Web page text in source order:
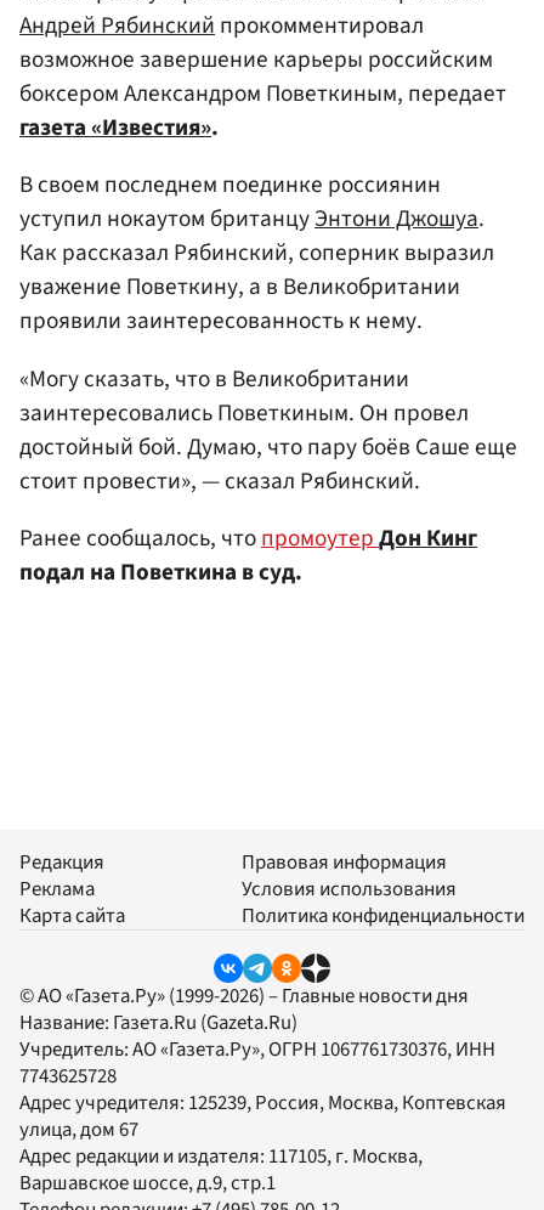
Андрей Рябинскийпрокомментировал
возможное завершение карьеры российским
боксером Александром Поветкиным, передает
газета «Известия».
В своем последнем поединке россиянин
уступил нокаутом британцуЭнтони Джошуа.
Как рассказал Рябинский, соперник выразил
уважение Поветкину, а в Великобритании
проявили заинтересованность к нему.
«Могу сказать, что в Великобритании
заинтересовались Поветкиным. Он провел
достойный бой. Думаю, что пару боёв Саше еще
стоит провести», — сказал Рябинский.
Ранее сообщалось, чтопромоутерДон Кинг
подал на Поветкина в суд.
Редакция
Реклама
Карта сайта
Правовая информация
Условия использования
Политика конфиденциальности
© АО «Газета.Ру» (1999-2026) – Главные новости дня
Название: Газета.Ru (Gazeta.Ru)
Учредитель:АО «Газета.Ру», ОГРН 1067761730376, ИНН
7743625728
Адрес учредителя: 125239, Россия, Москва, Коптевская
улица, дом 67
Адрес редакции и издателя: 117105, г. Москва,
Варшавское шоссе, д.9, стр.1